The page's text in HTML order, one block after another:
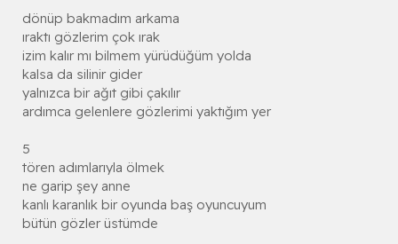
dönüp bakmadım arkama
ıraktı gözlerim çok ırak
izim kalır mı bilmem yürüdüğüm yolda
kalsa da silinir gider
yalnızca bir ağıt gibi çakılır
ardımca gelenlere gözlerimi yaktığım yer
5
tören adımlarıyla ölmek
ne garip şey anne
kanlı karanlık bir oyunda baş oyuncuyum
bütün gözler üstümde